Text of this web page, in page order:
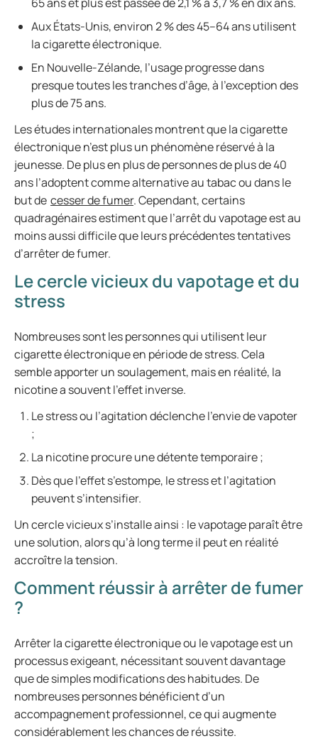
Aux États-Unis, environ 2 % des 45–64 ans utilisent
la cigarette électronique.
En Nouvelle-Zélande, l’usage progresse dans
presque toutes les tranches d’âge, à l’exception des
plus de 75 ans.
Les études internationales montrent que la cigarette
électronique n’est plus un phénomène réservé à la
jeunesse. De plus en plus de personnes de plus de 40
ans l’adoptent comme alternative au tabac ou dans le
but de cesser de fumer. Cependant, certains
quadragénaires estiment que l’arrêt du vapotage est au
moins aussi difficile que leurs précédentes tentatives
d’arrêter de fumer.
Le cercle vicieux du vapotage et du
stress
Nombreuses sont les personnes qui utilisent leur
cigarette électronique en période de stress. Cela
semble apporter un soulagement, mais en réalité, la
nicotine a souvent l’effet inverse.
Le stress ou l’agitation déclenche l’envie de vapoter
;
La nicotine procure une détente temporaire ;
Dès que l’effet s’estompe, le stress et l’agitation
peuvent s’intensifier.
Un cercle vicieux s’installe ainsi : le vapotage paraît être
une solution, alors qu’à long terme il peut en réalité
accroître la tension.
Comment réussir à arrêter de fumer
?
Arrêter la cigarette électronique ou le vapotage est un
processus exigeant, nécessitant souvent davantage
que de simples modifications des habitudes. De
nombreuses personnes bénéficient d’un
accompagnement professionnel, ce qui augmente
considérablement les chances de réussite.